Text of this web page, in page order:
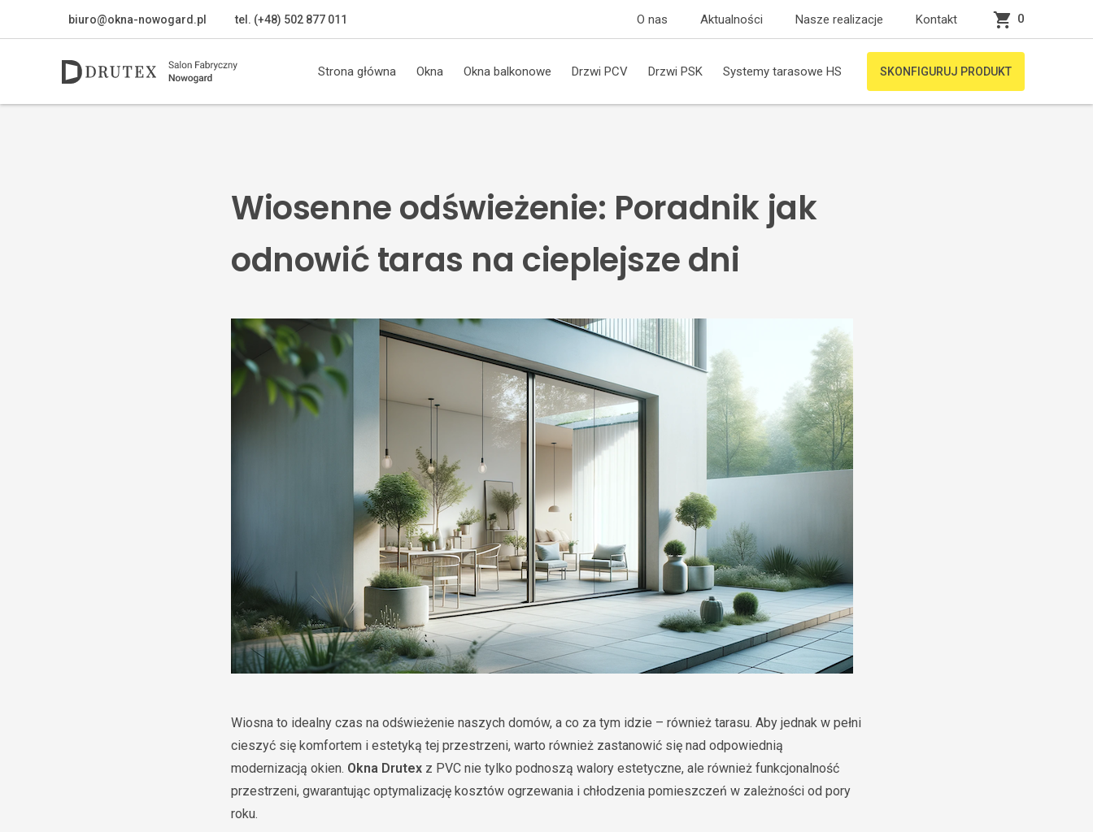
biuro@okna-nowogard.pl tel. (+48) 502 877 011 O nas Aktualności Nasze realizacje Kontakt 0
Strona główna Okna Okna balkonowe Drzwi PCV Drzwi PSK Systemy tarasowe HS SKONFIGURUJ PRODUKT
Wiosenne odświeżenie: Poradnik jak
odnowić taras na cieplejsze dni
Wiosna to idealny czas na odświeżenie naszych domów, a co za tym idzie – również tarasu. Aby jednak w pełni
cieszyć się komfortem i estetyką tej przestrzeni, warto również zastanowić się nad odpowiednią
modernizacją okien. Okna Drutex z PVC nie tylko podnoszą walory estetyczne, ale również funkcjonalność
przestrzeni, gwarantując optymalizację kosztów ogrzewania i chłodzenia pomieszczeń w zależności od pory
roku.